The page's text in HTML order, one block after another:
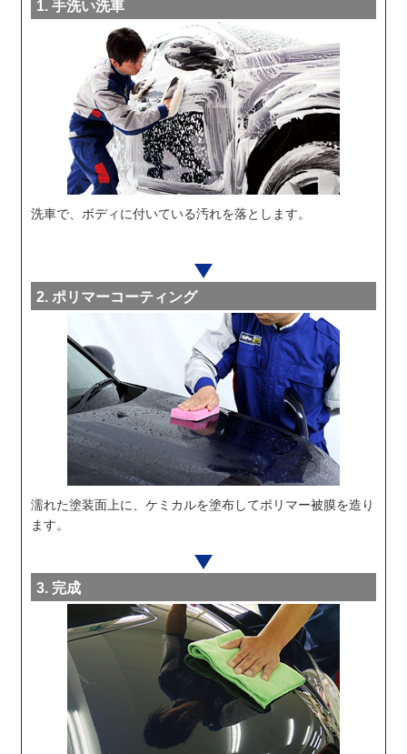
手洗い洗車
洗車で、ボディに付いている汚れを落とします。
ポリマーコーティング
濡れた塗装面上に、ケミカルを塗布してポリマー被膜を造り
ます。
完成